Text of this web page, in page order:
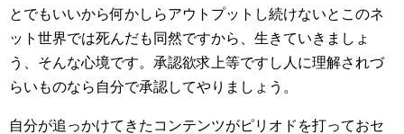
とでもいいから何かしらアウトプットし続けないとこのネ
ット世界では死んだも同然ですから、生きていきましょ
う、そんな心境です。承認欲求上等ですし人に理解されづ
らいものなら自分で承認してやりましょう。
自分が追っかけてきたコンテンツがピリオドを打っておセ